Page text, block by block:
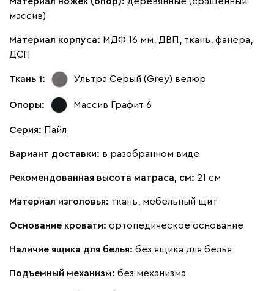
Виридис Клэй Мустард Оранж
массив)
Материал корпуса: МДФ 16 мм, ДВП, ткань, фанера,
ДСП
Ткань 1: Ультра Серый (Grey) велюр
Опоры: Массив Графит 6
Серия: Пайл
Вариант доставки: в разобранном виде
Рекомендованная высота матраса, см: 21 см
Материал изголовья: ткань, мебельный щит
Основание кровати: ортопедическое основание
Наличие ящика для белья: без ящика для белья
Подъемный механизм: без механизма